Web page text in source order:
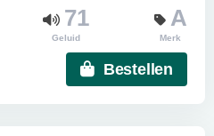
71
Geluid
A
Merk
Bestellen